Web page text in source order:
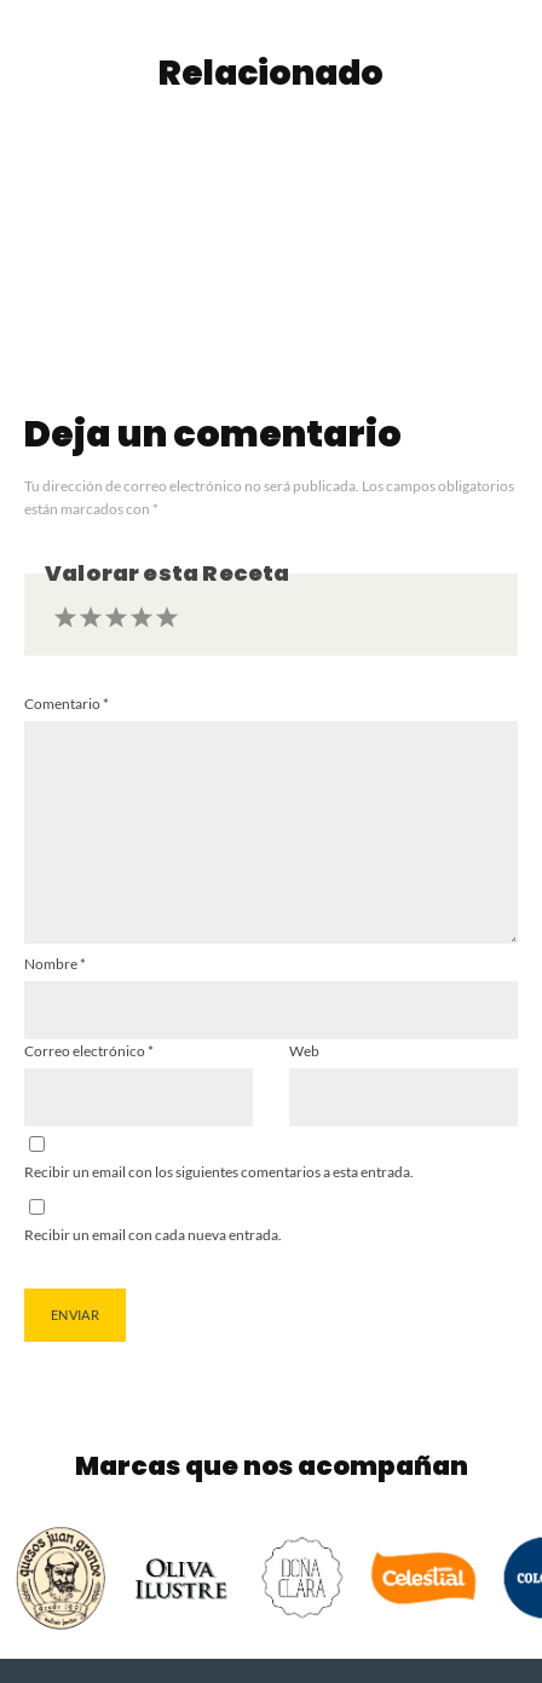
Relacionado
Deja un comentario
Tu dirección de correo electrónico no será publicada. Los campos obligatorios
están marcados con *
Valorar esta Receta
Estrellas
Estrella
Comentario*
Nombre*
Correo electrónico* Web
Recibir un email con los siguientes comentarios a esta entrada.
Recibir un email con cada nueva entrada.
Marcas que nos acompañan